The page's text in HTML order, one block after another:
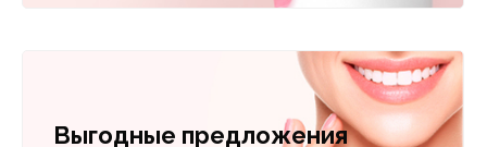
Выгодные предложения